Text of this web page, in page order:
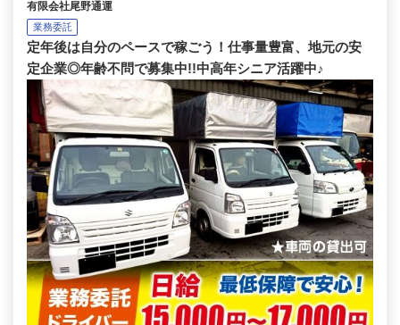
有限会社尾野通運
業務委託
定年後は自分のペースで稼ごう！仕事量豊富、地元の安
定企業◎年齢不問で募集中!!中高年シニア活躍中♪